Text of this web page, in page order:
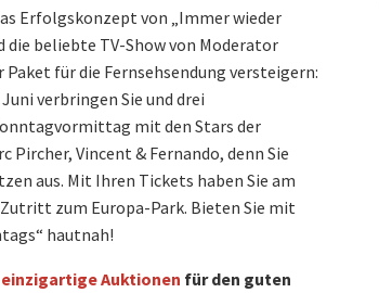
Erfolgskonzept von „Immer wieder
beliebte TV-Show von Moderator
für die Fernsehsendung versteigern:
verbringen Sie und drei
mit den Stars der
Pircher, Vincent & Fernando, denn Sie
aus. Mit Ihren Tickets haben Sie am
zum Europa-Park. Bieten Sie mit
hautnah!
einzigartige Auktionen für den guten